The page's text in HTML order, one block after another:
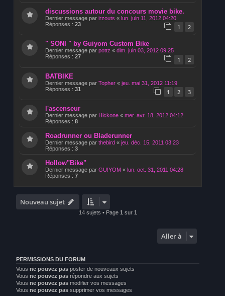
discussions autour du concours movie bike.
Dernier message par irzouts « lun. juin 11, 2012 04:20
Réponses : 23 1 2
" SONI " by Guiyom Custom Bike
Dernier message par pottz « dim. juin 03, 2012 09:25
Réponses : 27 1 2
BATBIKE
Dernier message par Topher « jeu. mai 31, 2012 11:19
Réponses : 31 1 2 3
l'ascenseur
Dernier message par Hickone « mer. avr. 18, 2012 04:12
Réponses : 8
Roadrunner ou Bladerunner
Dernier message par thebird « jeu. déc. 15, 2011 03:23
Réponses : 3
Hollow"Bike"
Dernier message par GU!YOM « lun. oct. 31, 2011 04:28
Réponses : 7
Nouveau sujet
14 sujets • Page 1 sur 1
Aller à
PERMISSIONS DU FORUM
Vous ne pouvez pas poster de nouveaux sujets
Vous ne pouvez pas répondre aux sujets
Vous ne pouvez pas modifier vos messages
Vous ne pouvez pas supprimer vos messages